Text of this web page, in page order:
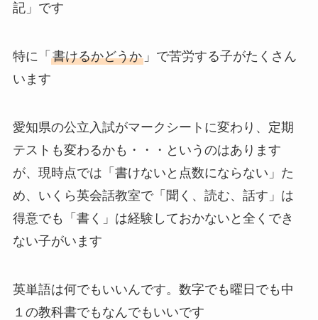
記」です
特に「 書けるかどうか」で苦労する子がたくさん
います
愛知県の公立入試がマークシートに変わり、定期
テストも変わるかも・・・というのはあります
が、現時点では「書けないと点数にならない」た
め、いくら英会話教室で「聞く、読む、話す」は
得意でも「書く」は経験しておかないと全くでき
ない子がいます
英単語は何でもいいんです。数字でも曜日でも中
１の教科書でもなんでもいいです